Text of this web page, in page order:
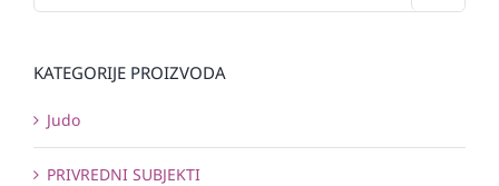
KATEGORIJE PROIZVODA
Judo
PRIVREDNI SUBJEKTI